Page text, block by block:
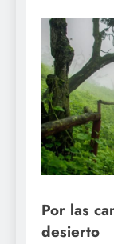
Por las
desierto